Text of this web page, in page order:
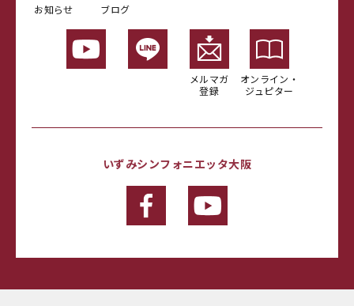
お知らせ ブログ
メルマガ
登録
オンライン・
ジュピター
いずみシンフォニエッタ大阪